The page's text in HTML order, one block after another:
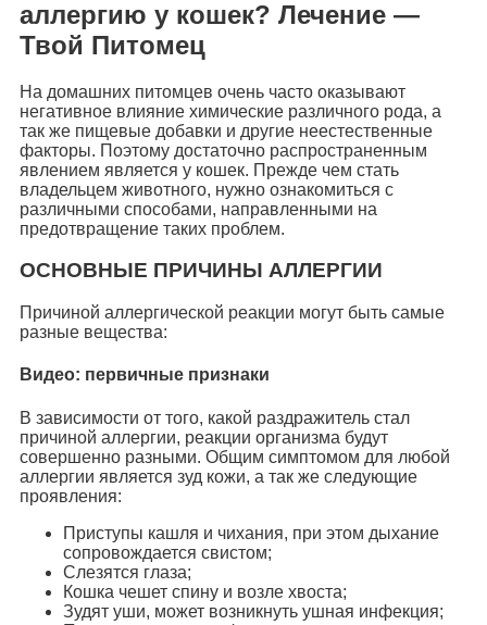
аллергию у кошек? Лечение —
Твой Питомец
На домашних питомцев очень часто оказывают
негативное влияние химические различного рода, а
так же пищевые добавки и другие неестественные
факторы. Поэтому достаточно распространенным
явлением является у кошек. Прежде чем стать
владельцем животного, нужно ознакомиться с
различными способами, направленными на
предотвращение таких проблем.
ОСНОВНЫЕ ПРИЧИНЫ АЛЛЕРГИИ
Причиной аллергической реакции могут быть самые
разные вещества:
Видео: первичные признаки
В зависимости от того, какой раздражитель стал
причиной аллергии, реакции организма будут
совершенно разными. Общим симптомом для любой
аллергии является зуд кожи, а так же следующие
проявления:
Приступы кашля и чихания, при этом дыхание
сопровождается свистом;
Слезятся глаза;
Кошка чешет спину и возле хвоста;
Зудят уши, может возникнуть ушная инфекция;